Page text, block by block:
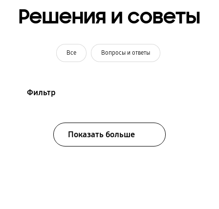
Решения и советы
Все Вопросы и ответы
Фильтр
Показать больше